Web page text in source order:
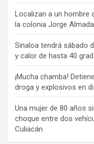
Localizan a un hombre
la colonia Jorge
Sinaloa tendrá sábado
y calor de hasta 40
¡Mucha chamba!
droga y explosivos en
Una mujer de 80 años
choque entre dos
Culiacán